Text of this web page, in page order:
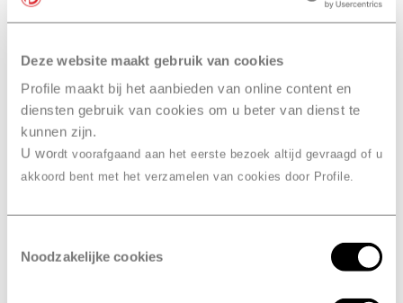
Deze website maakt gebruik van cookies
Profile maakt bij het aanbieden van online content en
diensten gebruik van cookies om u beter van dienst te
kunnen zijn.
U wordt voorafgaand aan het eerste bezoek altijd gevraagd of u
akkoord bent met het verzamelen van cookies door Profile.
Noodzakelijke cookies
Ook slim… jebandenwissel
combinerenmet een
onderhoudsbeurt bij Profile
Sprang-Capelle, Motuz
ofAPK. Je hoeft dan maar één afspraak te maken in
plaats van drie. En dan hoef je maar één keer naar
Profile Sprang-Capelle, Motuz te komen. Daarna is je